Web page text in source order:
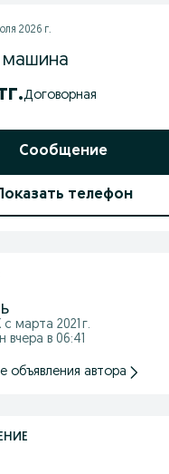
2026 г.
Договорная
Сообщение
Показать телефон
с марта 2021 г.
вчера в 06:41
объявления автора